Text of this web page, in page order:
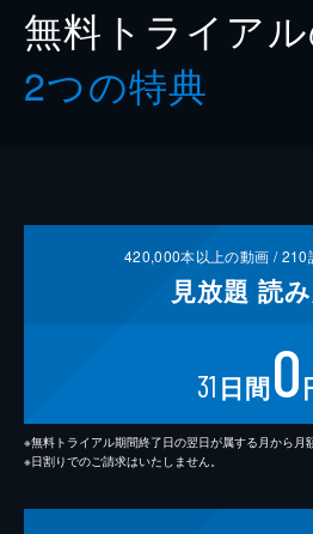
無料トライア
2つの特典
420,000本以上の動画 /210
見放題 読
31 日間0
※無料トライアル期間終了日の翌日が属する月から月
※日割りでのご請求はいたしません。